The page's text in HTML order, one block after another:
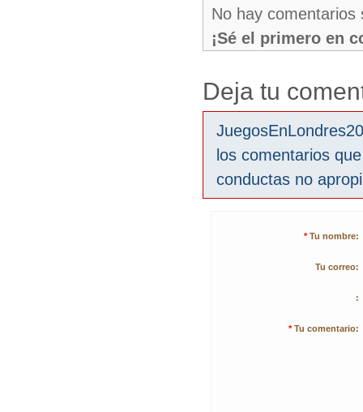
No hay comentarios
¡Sé el primero en
Deja tu
los comentarios
conductas no
* Tu nombre:
Tu correo:
:
* Tu comentario: